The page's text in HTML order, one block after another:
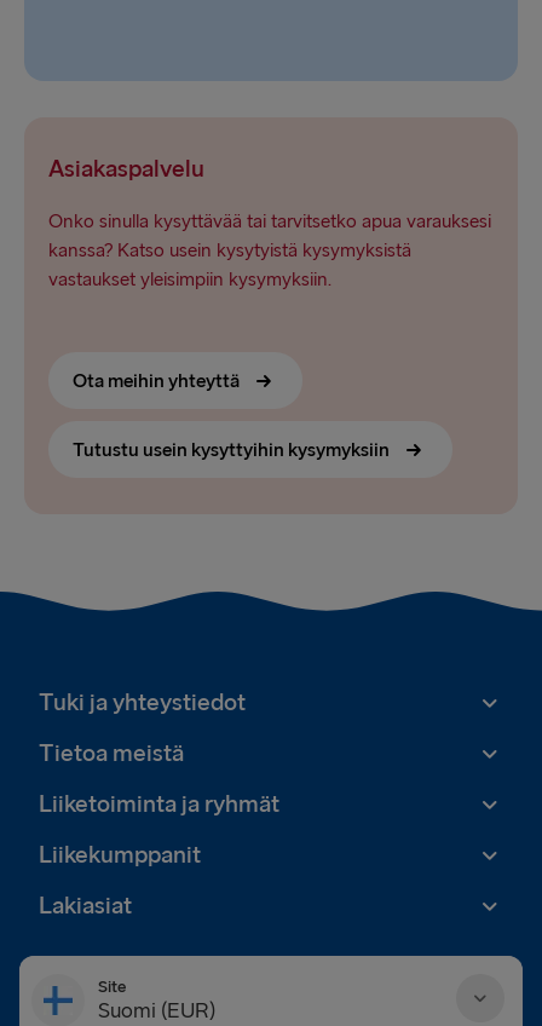
Asiakaspalvelu
Onko sinulla kysyttävää tai tarvitsetko apua varauksesi
kanssa? Katso usein kysytyistä kysymyksistä
vastaukset yleisimpiin kysymyksiin.
Ota meihin yhteyttä
Tutustu usein kysyttyihin kysymyksiin
Tuki ja yhteystiedot
Tietoa meistä
Liiketoiminta ja ryhmät
Liikekumppanit
Lakiasiat
Site
Suomi (EUR)